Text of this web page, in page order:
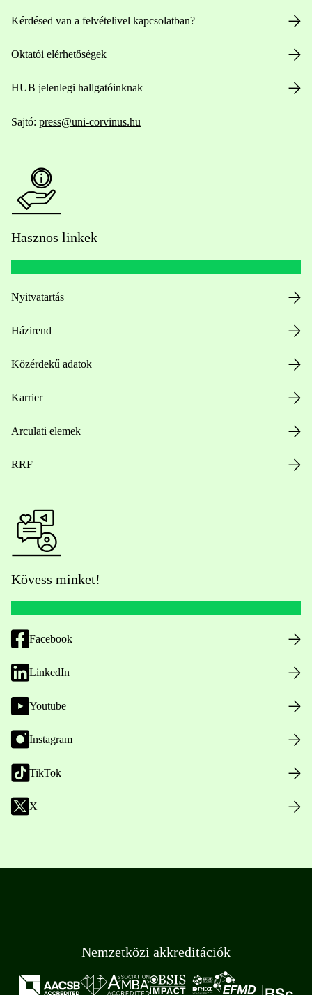
Kérdésed van a felvételivel kapcsolatban?
Oktatói elérhetőségek
HUB jelenlegi hallgatóinknak
Sajtó: press@uni-corvinus.hu
Hasznos linkek
Nyitvatartás
Házirend
Közérdekű adatok
Karrier
Arculati elemek
RRF
Kövess minket!
Facebook
LinkedIn
Youtube
Instagram
TikTok
X
Nemzetközi akkreditációk